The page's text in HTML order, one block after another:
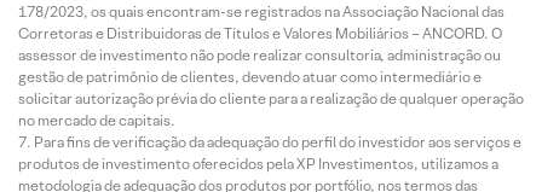
178/2023, os quais encontram-se registrados na Associação Nacional das
Corretoras e Distribuidoras de Títulos e Valores Mobiliários – ANCORD. O
assessor de investimento não pode realizar consultoria, administração ou
gestão de patrimônio de clientes, devendo atuar como intermediário e
solicitar autorização prévia do cliente para a realização de qualquer operação
no mercado de capitais.
Para fins de verificação da adequação do perfil do investidor aos serviços e
produtos de investimento oferecidos pela XP Investimentos, utilizamos a
metodologia de adequação dos produtos por portfólio, nos termos das